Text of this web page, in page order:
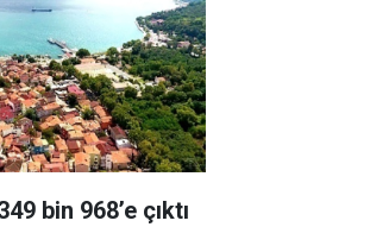
bin 968’e çıktı